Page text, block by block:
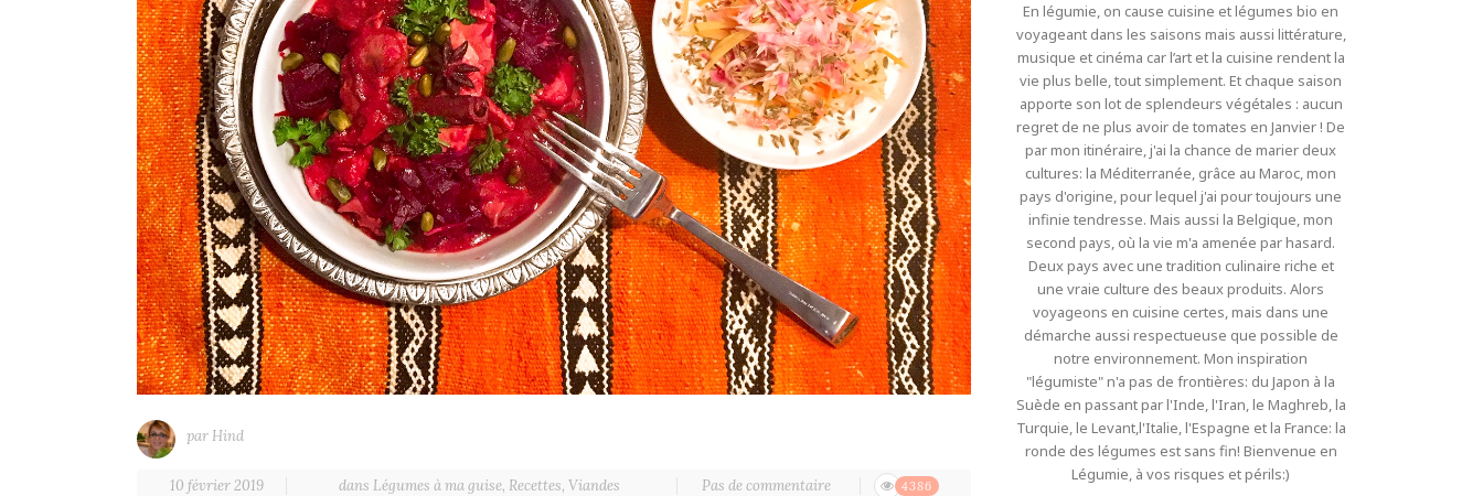
par Hind
10 février 2019 dans Légumes à ma guise, Recettes, Viandes Pas de commentaire 4386
En légumie, on cause cuisine et légumes bio en
voyageant dans les saisons mais aussi littérature,
musique et cinéma car l’art et la cuisine rendent la
vie plus belle, tout simplement. Et chaque saison
apporte son lot de splendeurs végétales : aucun
regret de ne plus avoir de tomates en Janvier ! De
par mon itinéraire, j'ai la chance de marier deux
cultures: la Méditerranée, grâce au Maroc, mon
pays d'origine, pour lequel j'ai pour toujours une
infinie tendresse. Mais aussi la Belgique, mon
second pays, où la vie m'a amenée par hasard.
Deux pays avec une tradition culinaire riche et
une vraie culture des beaux produits. Alors
voyageons en cuisine certes, mais dans une
démarche aussi respectueuse que possible de
notre environnement. Mon inspiration
"légumiste" n'a pas de frontières: du Japon à la
Suède en passant par l'Inde, l'Iran, le Maghreb, la
Turquie, le Levant,l'Italie, l'Espagne et la France: la
ronde des légumes est sans fin! Bienvenue en
Légumie, à vos risques et périls:)